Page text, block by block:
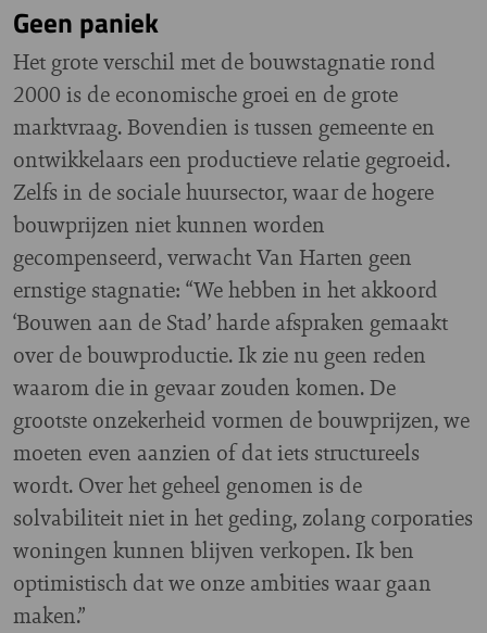
Geen paniek
Het grote verschil met de bouwstagnatie rond
2000 is de economische groei en de grote
marktvraag. Bovendien is tussen gemeente en
ontwikkelaars een productieve relatie gegroeid.
Zelfs in de sociale huursector, waar de hogere
bouwprijzen niet kunnen worden
gecompenseerd, verwacht Van Harten geen
ernstige stagnatie: “We hebben in het akkoord
‘Bouwen aan de Stad’ harde afspraken gemaakt
over de bouwproductie. Ik zie nu geen reden
waarom die in gevaar zouden komen. De
grootste onzekerheid vormen de bouwprijzen, we
moeten even aanzien of dat iets structureels
wordt. Over het geheel genomen is de
solvabiliteit niet in het geding, zolang corporaties
woningen kunnen blijven verkopen. Ik ben
optimistisch dat we onze ambities waar gaan
maken.”